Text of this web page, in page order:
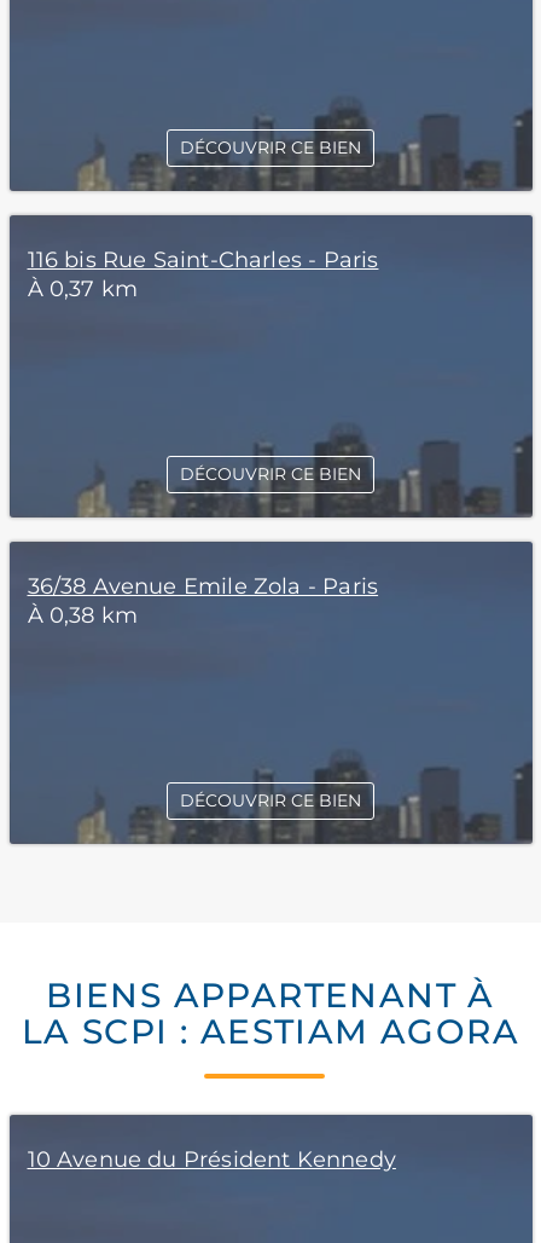
DÉCOUVRIR CE BIEN
116 bis Rue Saint-Charles - Paris
À 0,37 km
DÉCOUVRIR CE BIEN
36/38 Avenue Emile Zola - Paris
À 0,38 km
DÉCOUVRIR CE BIEN
BIENS APPARTENANT À
LA SCPI : AESTIAM AGORA
10 Avenue du Président Kennedy